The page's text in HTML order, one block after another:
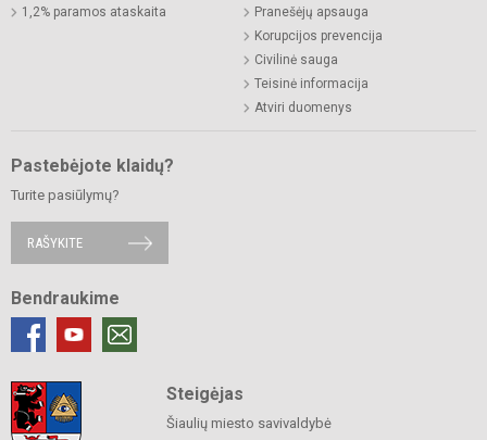
1,2% paramos ataskaita
Pranešėjų apsauga
Korupcijos prevencija
Civilinė sauga
Teisinė informacija
Atviri duomenys
Pastebėjote klaidų?
Turite pasiūlymų?
RAŠYKITE
Bendraukime
Steigėjas
Šiaulių miesto savivaldybė